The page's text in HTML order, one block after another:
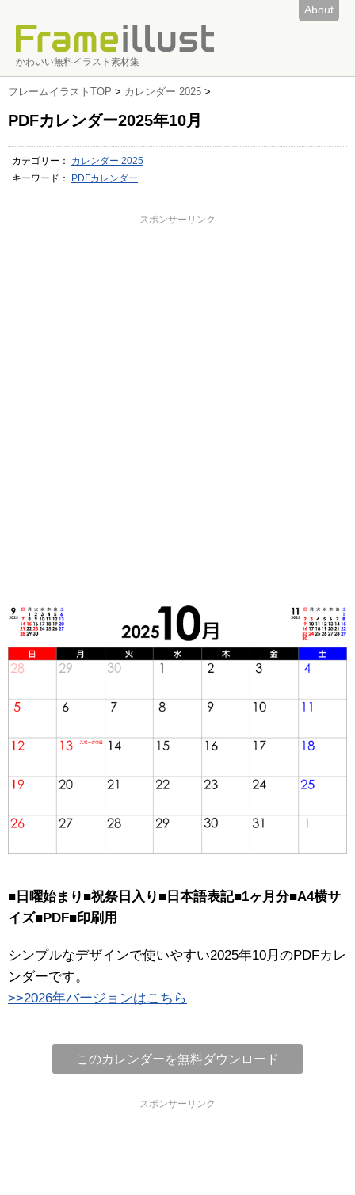
About
かわいい無料イラスト素材集
フレームイラストTOP > カレンダー 2025 >
PDFカレンダー2025年10月
カテゴリー： カレンダー 2025
キーワード：
PDFカレンダー
スポンサーリンク
■日曜始まり■祝祭日入り■日本語表記■1ヶ月分■A4横サ
イズ■PDF■印刷用
シンプルなデザインで使いやすい2025年10月のPDFカレ
ンダーです。
>>2026年バージョンはこちら
このカレンダーを無料ダウンロード
スポンサーリンク